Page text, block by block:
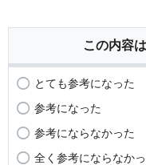
この内容
とても参考になった
参考になった
参考にならなかった
全く参考にならなか